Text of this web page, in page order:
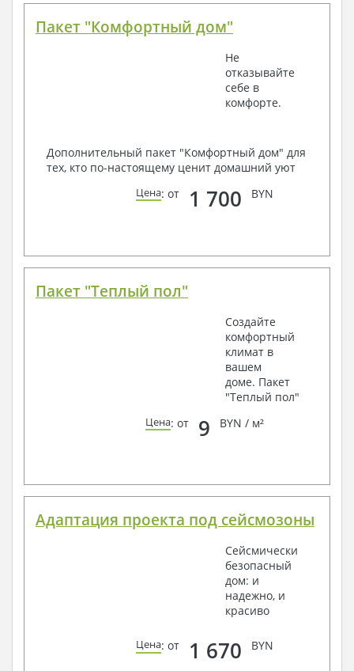
Пакет "Комфортный дом"
Не
отказывайте
себе в
комфорте.
Дополнительный пакет "Комфортный дом" для
тех, кто по-настоящему ценит домашний уют
Цена: от 1 700 BYN
Пакет "Теплый пол"
Создайте
комфортный
климат в
вашем
доме. Пакет
"Теплый пол"
Цена: от 9 BYN / м²
Адаптация проекта под сейсмозоны
Сейсмически
безопасный
дом: и
надежно, и
красиво
Цена: от 1 670 BYN